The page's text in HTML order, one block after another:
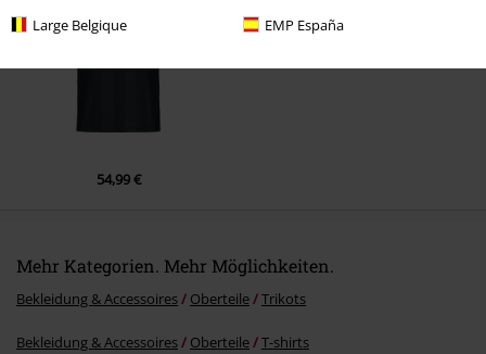
Large Belgique EMP España
54,99 €
Mehr Kategorien. Mehr Möglichkeiten.
Bekleidung & Accessoires Oberteile Trikots
Bekleidung & Accessoires Oberteile T-shirts